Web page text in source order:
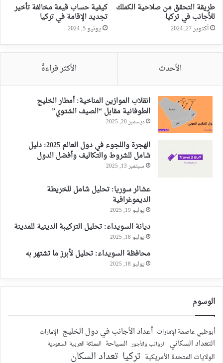
طريقة التحقق من صلاحية الكملك
للأجانب في تركيا
أكتوبر 27, 2024
كيفية حساب قيمة مخالفة تأخير
تجديد الإقامة في تركيا
يونيو 5, 2024
الأحدث الأكثر قراءةً
انقلاب الموازين المناخية: أمطار الخليج
الطوفانية مقابل “الصيف الشتوي”
ديسمبر 20, 2025
الهجرة واللجوء في دول العالم 2025: دليل
شامل للشروط والتكاليف وأفضل الدول
سبتمبر 13, 2025
عشائر سوريا: تحليل شامل للخريطة
الديموغرافية
يوليو 19, 2025
ديانة السويداء: تحليل التركيبة الدينية للمدينة
يوليو 18, 2025
محافظة السويداء: تحليل لأبرز ما تشتهر به
يوليو 18, 2025
الوسوم
أبوظبي عاصمة الإمارات أعداد الأجانب في دول الخليج الإمارات
التعداد السكاني الرواتب والأجور السياحة المملكة العربية السعودية
الولايات المتحدة الأمريكية تركيا تعداد السكان